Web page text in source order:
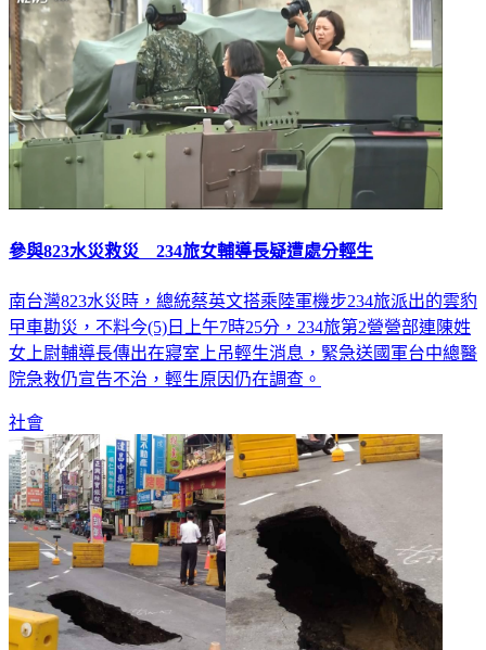
參與823水災救災 234旅女輔導長疑遭處分輕生
南台灣823水災時，總統蔡英文搭乘陸軍機步234旅派出的雲豹
曱車勘災，不料今(5)日上午7時25分，234旅第2營營部連陳姓
女上尉輔導長傳出在寢室上吊輕生消息，緊急送國軍台中總醫
院急救仍宣告不治，輕生原因仍在調查。
社會